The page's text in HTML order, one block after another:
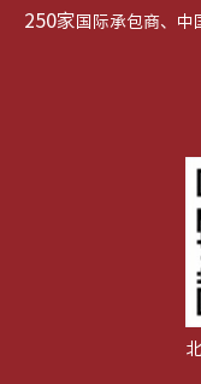
250家 国际承包商、中